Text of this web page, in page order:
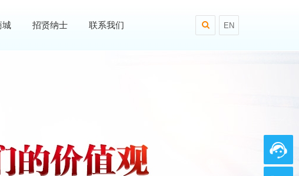
城 招贤纳士 联系我们 EN